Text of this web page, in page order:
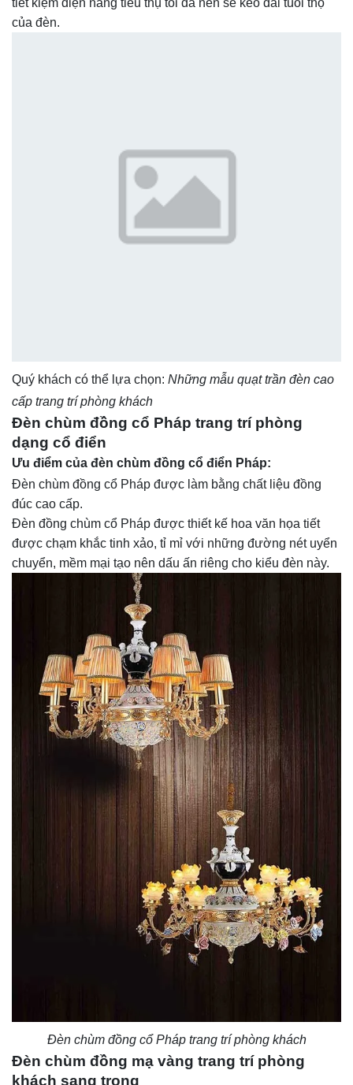
của đèn.
Quý khách có thể lựa chọn: Những mẫu quạt trần đèn cao
cấp trang trí phòng khách
Đèn chùm đồng cổ Pháp trang trí phòng
dạng cổ điển
Ưu điểm của đèn chùm đồng cổ điển Pháp:
Đèn chùm đồng cổ Pháp được làm bằng chất liệu đồng
đúc cao cấp.
Đèn đồng chùm cổ Pháp được thiết kế hoa văn họa tiết
được chạm khắc tinh xảo, tỉ mỉ với những đường nét uyển
chuyển, mềm mại tạo nên dấu ấn riêng cho kiểu đèn này.
Đèn chùm đồng cổ Pháp trang trí phòng khách
Đèn chùm đồng mạ vàng trang trí phòng
khách sang trọng